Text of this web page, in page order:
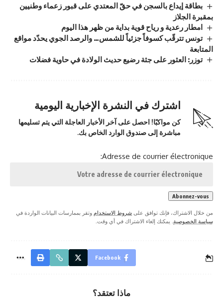
بطاقة إيداع بالسجن في حقّ المعتدي على قبور زعماء وطنيين
بمقبرة الجلاز
امطار رعدية و رياح قوية بداية من ظهر هذا اليوم
تونس تترقّب كسوفاً جزئياً للشمس… والرصد الجوي يحدّد مواقع
المتابعة
توزر: العثور على جثة رضيع حديث الولادة في حاوية فضلات
اشترك في النشرة الإخبارية اليومية
كن مواكبًا! احصل على آخر الأخبار العاجلة التي يتم تسليمها
مباشرة إلى صندوق الوارد الخاص بك.
Adresse de courrier électronique:
من خلال الاشتراك، فإنك توافق على شروط الاستخدام وتقر بممارسات البيانات الواردة في
سياسة الخصوصية . يمكنك إلغاء الاشتراك في أي وقت.
Facebook
ماذا تعتقد؟